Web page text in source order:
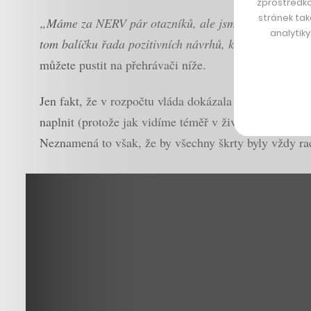
„Máme za NERV pár otazníků, ale jsme rádi za
tom balíčku řada pozitivních návrhů, které jsou
můžete pustit na přehrávači níže.
Jen fakt, že v rozpočtu vláda dokázala najít 120
naplnit (protože jak vidíme téměř v živém přenosu, i
Neznamená to však, že by všechny škrty byly vždy
stránek